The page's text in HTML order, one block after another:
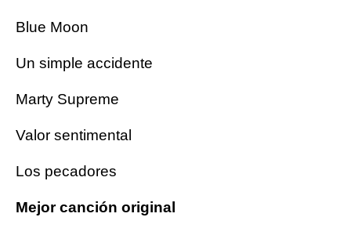
Blue Moon
Un simple accidente
Marty Supreme
Valor sentimental
Los pecadores
Mejor canción original